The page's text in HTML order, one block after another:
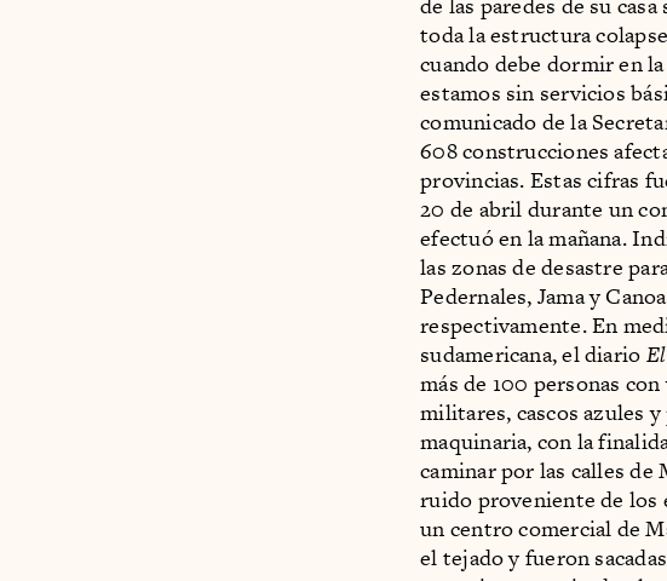
toda la estructura
cuando debe dormir en
estamos sin servicios
comunicado de la
608 construcciones
provincias. Estas cifras
20 de abril durante un
efectuó en la mañana.
las zonas de desastre
Pedernales, Jama y
respectivamente. En
sudamericana, el diario
más de 100 personas
militares, cascos azules
maquinaria, con la
caminar por las calles de
ruido proveniente de los
un centro comercial de
el tejado y fueron